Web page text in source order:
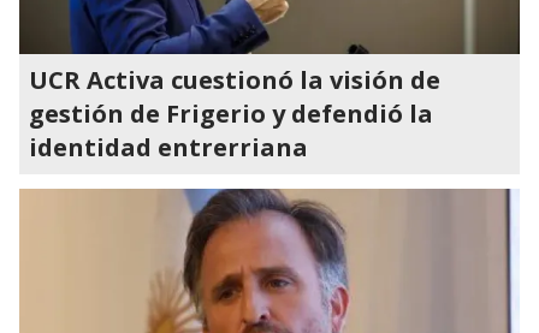
UCR Activa cuestionó la visión de
gestión de Frigerio y defendió la
identidad entrerriana